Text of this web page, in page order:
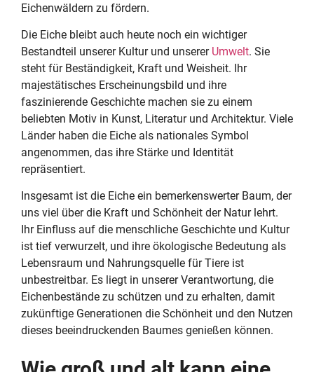
Eichenwäldern zu fördern.
Die Eiche bleibt auch heute noch ein wichtiger
Bestandteil unserer Kultur und unserer Umwelt. Sie
steht für Beständigkeit, Kraft und Weisheit. Ihr
majestätisches Erscheinungsbild und ihre
faszinierende Geschichte machen sie zu einem
beliebten Motiv in Kunst, Literatur und Architektur. Viele
Länder haben die Eiche als nationales Symbol
angenommen, das ihre Stärke und Identität
repräsentiert.
Insgesamt ist die Eiche ein bemerkenswerter Baum, der
uns viel über die Kraft und Schönheit der Natur lehrt.
Ihr Einfluss auf die menschliche Geschichte und Kultur
ist tief verwurzelt, und ihre ökologische Bedeutung als
Lebensraum und Nahrungsquelle für Tiere ist
unbestreitbar. Es liegt in unserer Verantwortung, die
Eichenbestände zu schützen und zu erhalten, damit
zukünftige Generationen die Schönheit und den Nutzen
dieses beeindruckenden Baumes genießen können.